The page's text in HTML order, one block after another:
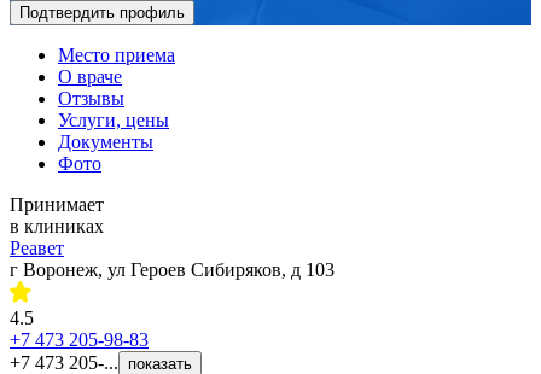
Подтвердить профиль
Место приема
О враче
Отзывы
Услуги, цены
Документы
Фото
Принимает
в клиниках
Реавет
г Воронеж, ул Героев Сибиряков, д 103
4.5
+7 473 205-98-83
+7 473 205-...
показать